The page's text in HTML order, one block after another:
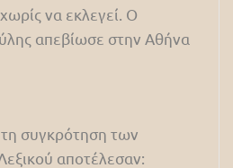
να εκλεγεί. Ο
απεβίωσε στην Αθήνα
τη συγκρότηση των
αποτέλεσαν: